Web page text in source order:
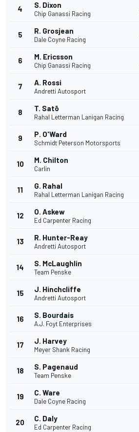
4 S. Dixon
Chip Ganassi Racing
5 R. Grosjean
Dale Coyne Racing
6 M. Ericsson
Chip Ganassi Racing
7 A. Rossi
Andretti Autosport
8 T. Satō
Rahal Letterman Lanigan Racing
9 P. O'Ward
Schmidt Peterson Motorsports
10 M. Chilton
Carlin
11 G. Rahal
Rahal Letterman Lanigan Racing
12 O. Askew
Ed Carpenter Racing
13 R. Hunter-Reay
Andretti Autosport
14 S. McLaughlin
Team Penske
15 J. Hinchcliffe
Andretti Autosport
16 S. Bourdais
A.J. Foyt Enterprises
17 J. Harvey
Meyer Shank Racing
18 S. Pagenaud
Team Penske
19 C. Ware
Dale Coyne Racing
20 C. Daly
Ed Carpenter Racing